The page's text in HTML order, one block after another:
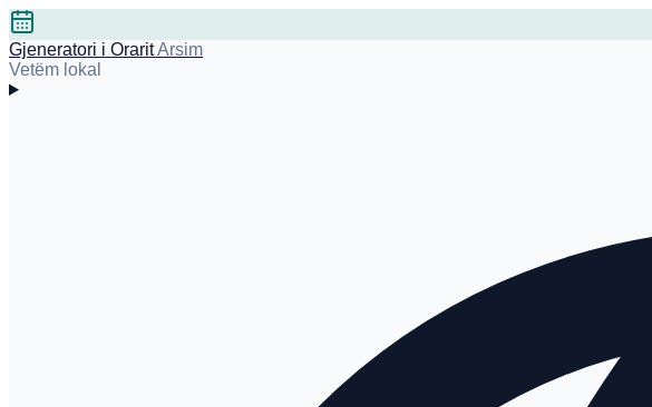
Gjeneratori i OraritArsim
Vetëm lokal